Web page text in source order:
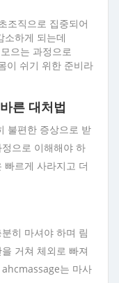
조직으로 집중되어
소하게 되는데
으는 과정으로
이 쉬기 위한 준비라
른 대처법
불편한 증상으로 받
으로 이해해야 하
빠르게 사라지고 더
히 마셔야 하며 림
거쳐 체외로 빠져
는 마사